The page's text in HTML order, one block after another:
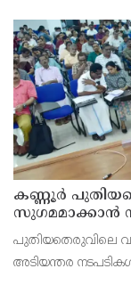
കെ. സോമപ്രസാദ്.
കണ്ണൂർ
സുഗമമാക്കാന്‍
പുതിയതെരുവിലെ
അടിയന്തര